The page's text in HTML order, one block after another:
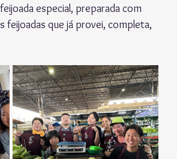
especial, preparada com
feijoadas que já provei, completa,